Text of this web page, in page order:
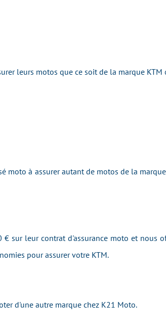
leurs motos que ce soit de la marque KTM
moto à assurer autant de motos de la
sur leur contrat d'assurance moto et nous
pour assurer votre KTM.
d'une autre marque chez K21 Moto.